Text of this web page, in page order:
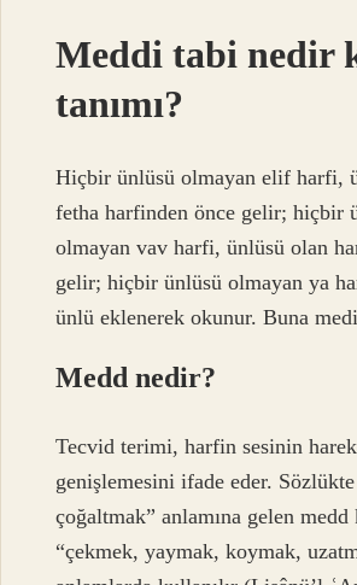
Meddi tabi nedir
tanımı?
Hiçbir ünlüsü olmayan elif harfi,
fetha harfinden önce gelir; hiçbir
olmayan vav harfi, ünlüsü olan
gelir; hiçbir ünlüsü olmayan ya
ünlü eklenerek okunur. Buna
Medd nedir?
Tecvid terimi, harfin sesinin
genişlemesini ifade eder. Sözlükte
çoğaltmak” anlamına gelen medd
“çekmek, yaymak, koymak,